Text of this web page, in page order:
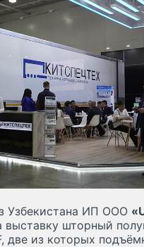
Узбекистана ИП ООО
выставку шторный
две из которых